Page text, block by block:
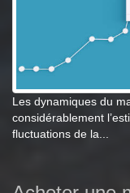
Les dynamiques du
considérablement
fluctuations de la...